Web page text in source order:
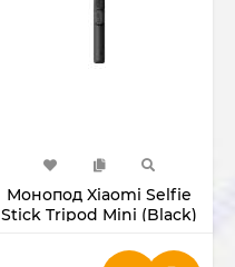
Монопод Xiaomi Selfie
Stick Tripod Mini (Black)